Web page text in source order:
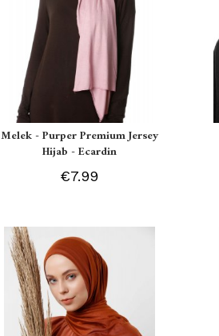
Melek - Purper Premium Jersey
Hijab - Ecardin
€7.99